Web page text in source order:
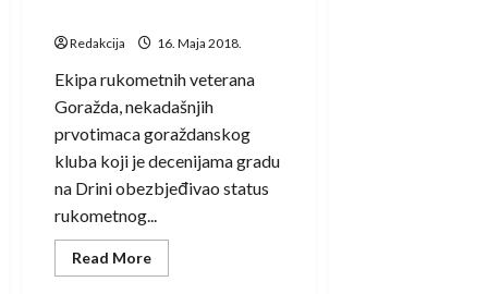
Redakcija 16. Maja 2018.
Ekipa rukometnih veterana
Goražda, nekadašnjih
prvotimaca goraždanskog
kluba koji je decenijama gradu
na Drini obezbjeđivao status
rukometnog...
Read MoreRead
more